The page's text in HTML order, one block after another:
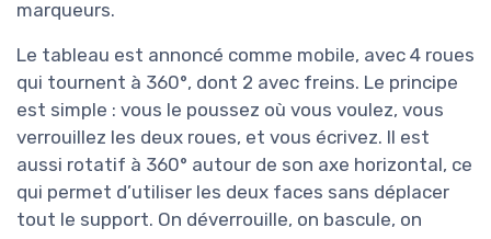
marqueurs.
Le tableau est annoncé comme mobile, avec 4 roues
qui tournent à 360°, dont 2 avec freins. Le principe
est simple : vous le poussez où vous voulez, vous
verrouillez les deux roues, et vous écrivez. Il est
aussi rotatif à 360° autour de son axe horizontal, ce
qui permet d’utiliser les deux faces sans déplacer
tout le support. On déverrouille, on bascule, on